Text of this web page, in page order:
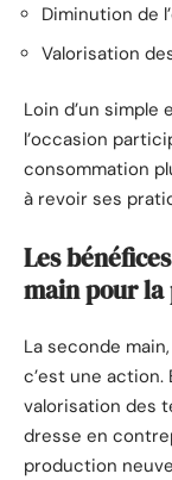
Diminution de
Valorisation
Loin d’un simple
l’occasion
consommation
à revoir ses
Les
main pour la
La seconde
c’est une
valorisation des
dresse en
production